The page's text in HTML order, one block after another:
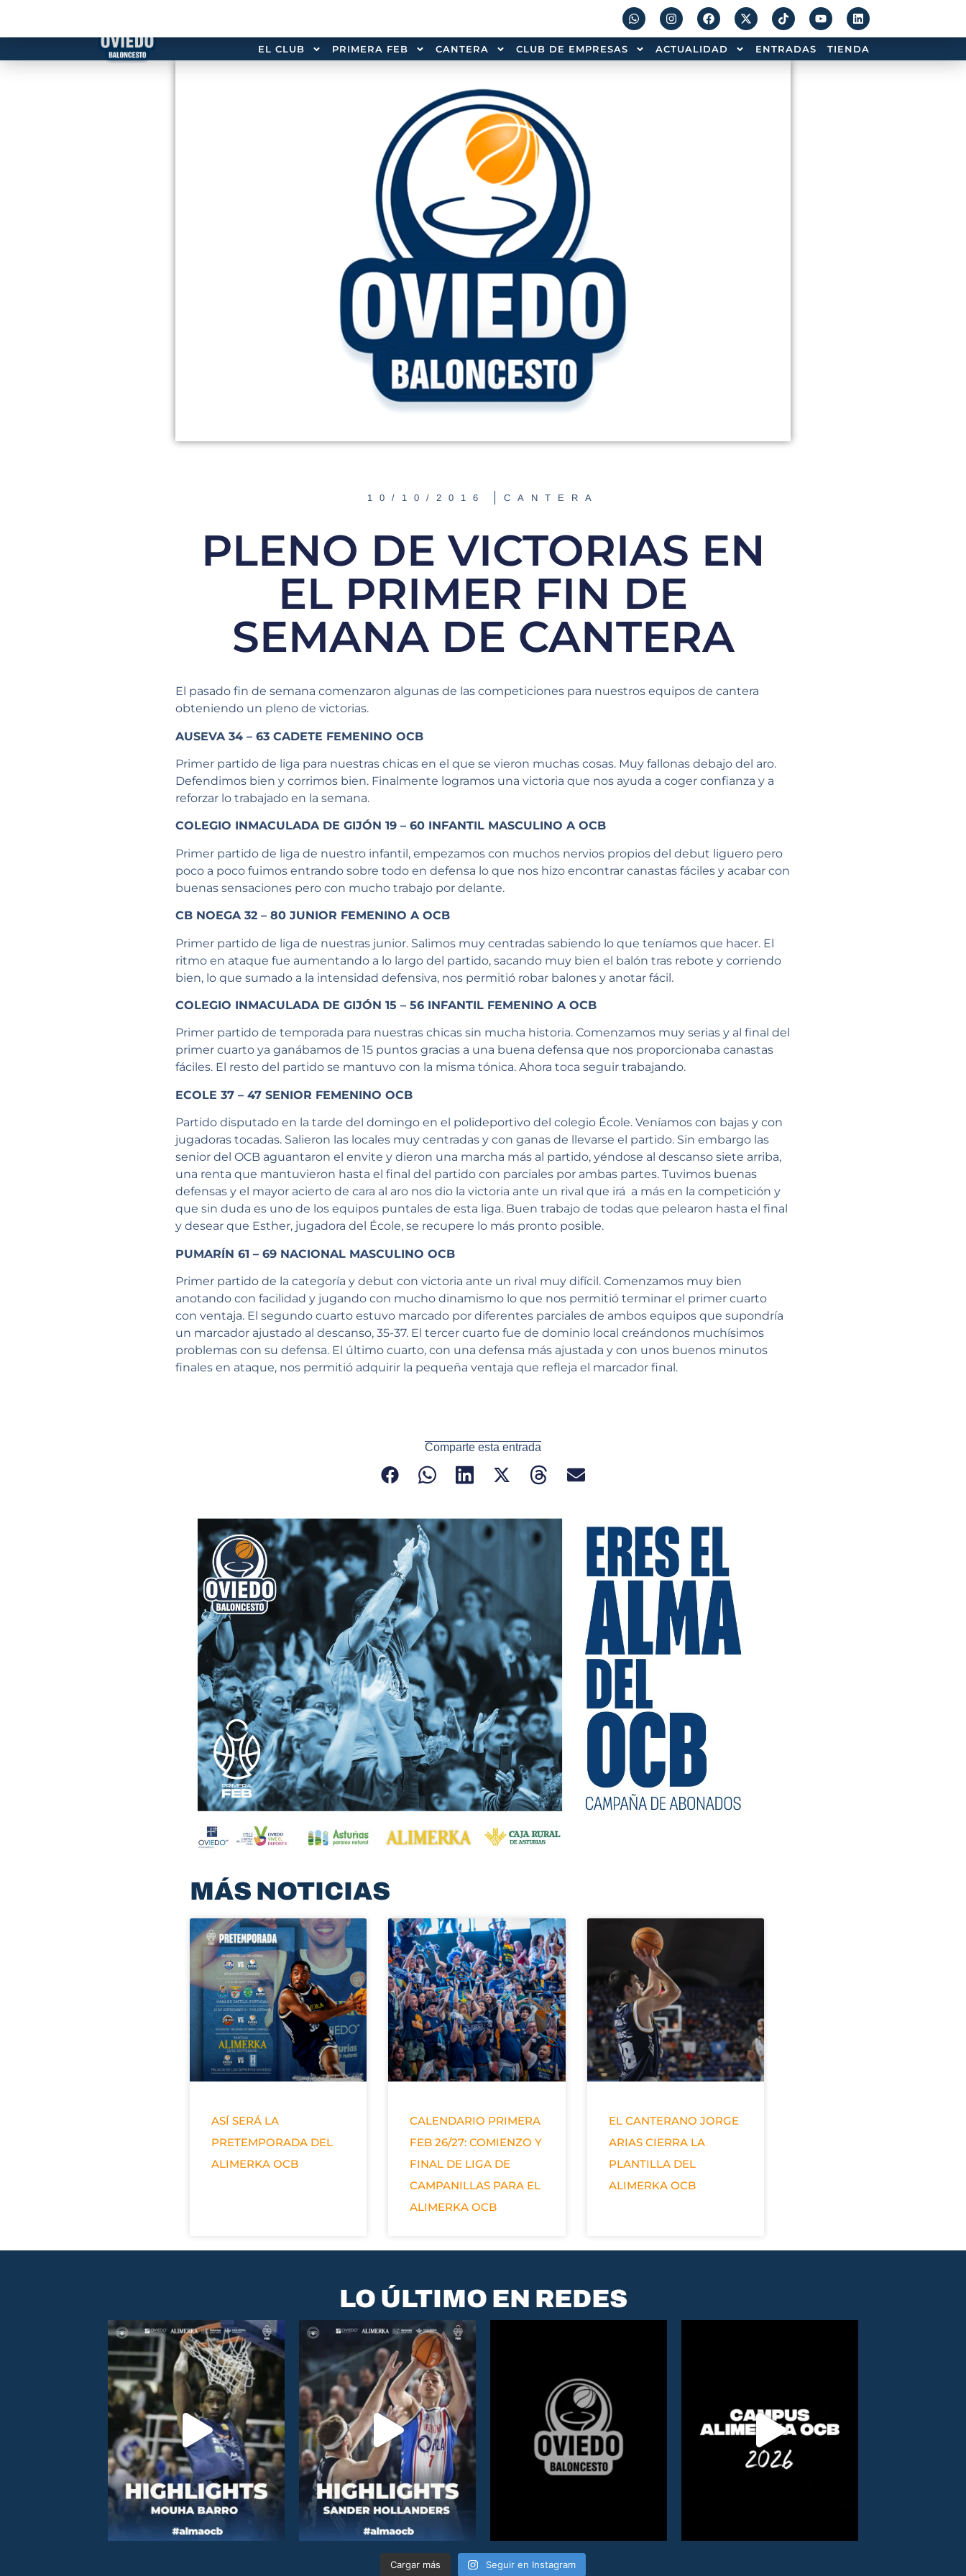
EL CLUB PRIMERA FEB CANTERA CLUB DE EMPRESAS ACTUALIDAD ENTRADAS TIENDA
10/10/2016 CANTERA
PLENO DE VICTORIAS EN
EL PRIMER FIN DE
SEMANA DE CANTERA
El pasado fin de semana comenzaron algunas de las competiciones para nuestros equipos de cantera
obteniendo un pleno de victorias.
AUSEVA 34 – 63 CADETE FEMENINO OCB
Primer partido de liga para nuestras chicas en el que se vieron muchas cosas. Muy fallonas debajo del aro.
Defendimos bien y corrimos bien. Finalmente logramos una victoria que nos ayuda a coger confianza y a
reforzar lo trabajado en la semana.
COLEGIO INMACULADA DE GIJÓN 19 – 60 INFANTIL MASCULINO A OCB
Primer partido de liga de nuestro infantil, empezamos con muchos nervios propios del debut liguero pero
poco a poco fuimos entrando sobre todo en defensa lo que nos hizo encontrar canastas fáciles y acabar con
buenas sensaciones pero con mucho trabajo por delante.
CB NOEGA 32 – 80 JUNIOR FEMENINO A OCB
Primer partido de liga de nuestras junior. Salimos muy centradas sabiendo lo que teníamos que hacer. El
ritmo en ataque fue aumentando a lo largo del partido, sacando muy bien el balón tras rebote y corriendo
bien, lo que sumado a la intensidad defensiva, nos permitió robar balones y anotar fácil.
COLEGIO INMACULADA DE GIJÓN 15 – 56 INFANTIL FEMENINO A OCB
Primer partido de temporada para nuestras chicas sin mucha historia. Comenzamos muy serias y al final del
primer cuarto ya ganábamos de 15 puntos gracias a una buena defensa que nos proporcionaba canastas
fáciles. El resto del partido se mantuvo con la misma tónica. Ahora toca seguir trabajando.
ECOLE 37 – 47 SENIOR FEMENINO OCB
Partido disputado en la tarde del domingo en el polideportivo del colegio École. Veníamos con bajas y con
jugadoras tocadas. Salieron las locales muy centradas y con ganas de llevarse el partido. Sin embargo las
senior del OCB aguantaron el envite y dieron una marcha más al partido, yéndose al descanso siete arriba,
una renta que mantuvieron hasta el final del partido con parciales por ambas partes. Tuvimos buenas
defensas y el mayor acierto de cara al aro nos dio la victoria ante un rival que irá a más en la competición y
que sin duda es uno de los equipos puntales de esta liga. Buen trabajo de todas que pelearon hasta el final
y desear que Esther, jugadora del École, se recupere lo más pronto posible.
PUMARÍN 61 – 69 NACIONAL MASCULINO OCB
Primer partido de la categoría y debut con victoria ante un rival muy difícil. Comenzamos muy bien
anotando con facilidad y jugando con mucho dinamismo lo que nos permitió terminar el primer cuarto
con ventaja. El segundo cuarto estuvo marcado por diferentes parciales de ambos equipos que supondría
un marcador ajustado al descanso, 35-37. El tercer cuarto fue de dominio local creándonos muchísimos
problemas con su defensa. El último cuarto, con una defensa más ajustada y con unos buenos minutos
finales en ataque, nos permitió adquirir la pequeña ventaja que refleja el marcador final.
Comparte esta entrada
MÁS NOTICIAS
ASÍ SERÁ LA
PRETEMPORADA DEL
ALIMERKA OCB
CALENDARIO PRIMERA
FEB 26/27: COMIENZO Y
FINAL DE LIGA DE
CAMPANILLAS PARA EL
ALIMERKA OCB
EL CANTERANO JORGE
ARIAS CIERRA LA
PLANTILLA DEL
ALIMERKA OCB
LO ÚLTIMO EN REDES
Cargar más Seguir en Instagram